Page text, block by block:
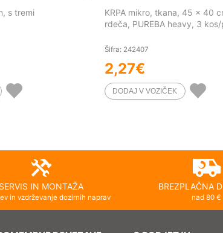
s tremi
KRPA mikro, tkana, 45 x 40
rdeča, PUREBA heavy, 3
Šifra: 242407
2,27€
SERVIS IN MONTAŽA
in vzdrževanje dozirnih naprav
BREZPLAČNA
nad 80 €